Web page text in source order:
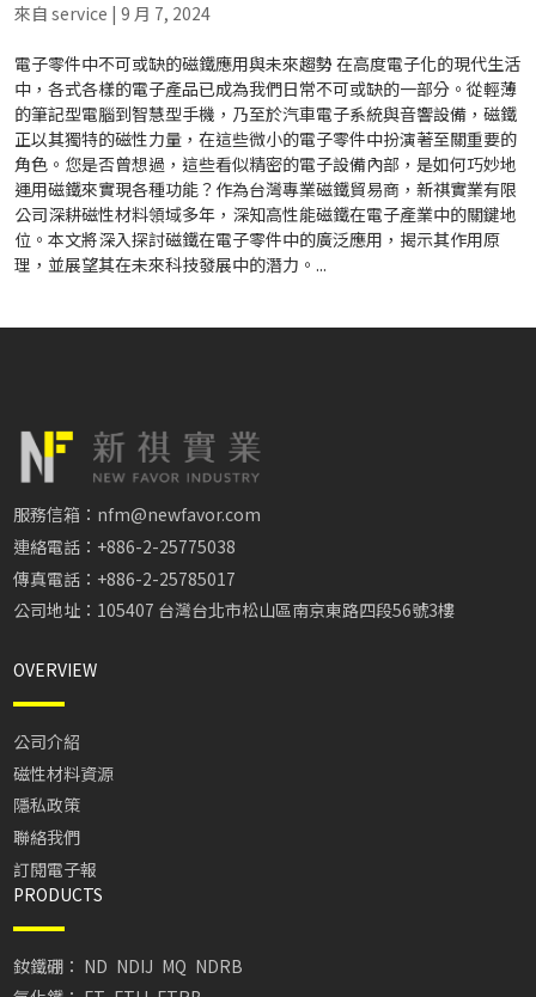
來自 service | 9 月 7, 2024
電子零件中不可或缺的磁鐵應用與未來趨勢 在高度電子化的現代生活
中，各式各樣的電子產品已成為我們日常不可或缺的一部分。從輕薄
的筆記型電腦到智慧型手機，乃至於汽車電子系統與音響設備，磁鐵
正以其獨特的磁性力量，在這些微小的電子零件中扮演著至關重要的
角色。您是否曾想過，這些看似精密的電子設備內部，是如何巧妙地
運用磁鐵來實現各種功能？作為台灣專業磁鐵貿易商，新祺實業有限
公司深耕磁性材料領域多年，深知高性能磁鐵在電子產業中的關鍵地
位。本文將深入探討磁鐵在電子零件中的廣泛應用，揭示其作用原
理，並展望其在未來科技發展中的潛力。...
服務信箱：nfm@newfavor.com
連絡電話：+886-2-25775038
傳真電話：+886-2-25785017
公司地址：105407 台灣台北市松山區南京東路四段56號3樓
OVERVIEW
公司介紹
磁性材料資源
隱私政策
聯絡我們
訂閱電子報
PRODUCTS
釹鐵硼： ND NDIJ MQ NDRB